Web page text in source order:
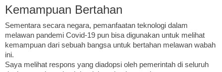
Kemampuan Bertahan
Sementara secara negara, pemanfaatan teknologi dalam
melawan pandemi Covid-19 pun bisa digunakan untuk melihat
kemampuan dari sebuah bangsa untuk bertahan melawan wabah
ini.
Saya melihat respons yang diadopsi oleh pemerintah di seluruh